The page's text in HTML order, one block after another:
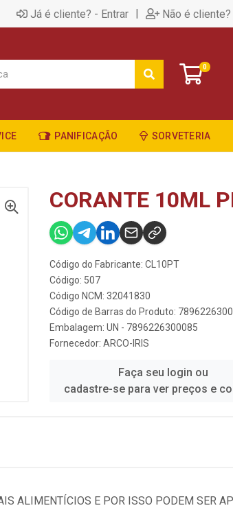
Já é cliente? - Entrar | Não é
0
PANIFICAÇÃO SORVETERIA
CORANTE 10ML
Código do Fabricante: CL10PT
Código: 507
Código NCM: 32041830
Código de Barras do Produto:
Embalagem: UN - 7896226300085
Fornecedor: ARCO-IRIS
Faça seu login ou
cadastre-se para ver preços e
ALIMENTÍCIOS E POR ISSO PODEM SER